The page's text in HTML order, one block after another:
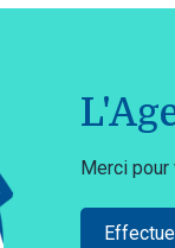
Merci pour